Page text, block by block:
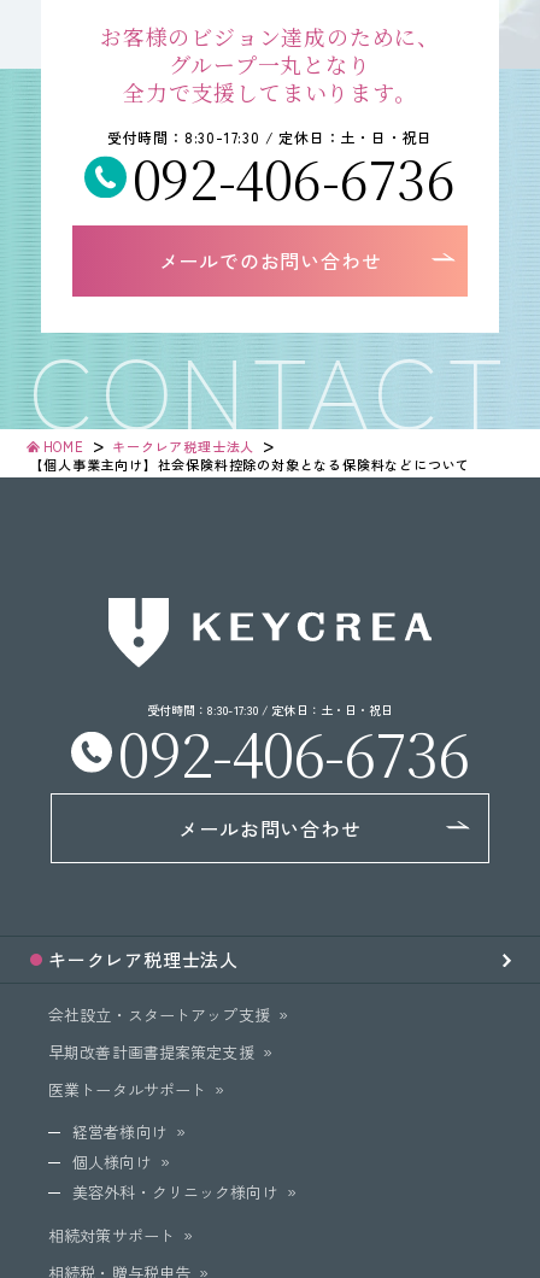
お客様のビジョン達成のために、
グループ一丸となり
全力で支援してまいります。
受付時間：8:30-17:30 / 定休日：土・日・祝日
092-406-6736
メールでのお問い合わせ
HOME > キークレア税理士法人 >
【個人事業主向け】 社会保険料控除の対象となる保険料などについて
受付時間：8:30-17:30 / 定休日：土・日・祝日
092-406-6736
メールお問い合わせ
キークレア税理士法人
会社設立・スタートアップ支援
早期改善計画書提案策定支援
医業トータルサポート
経営者様向け
個人様向け
美容外科・クリニック様向け
相続対策サポート
相続税・贈与税申告